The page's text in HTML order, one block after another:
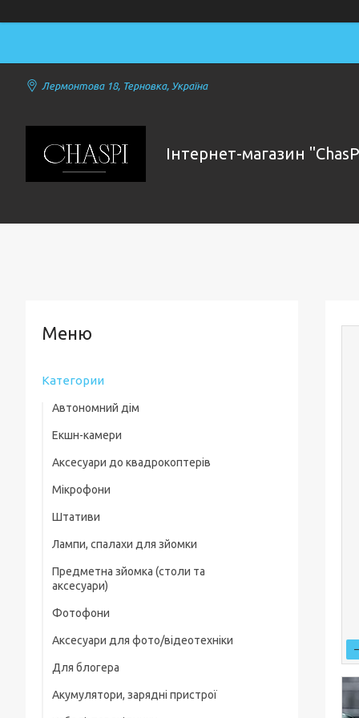
Лермонтова 18, Терновка, Україна
Інтернет-магазин
Категории
Автономний дім
Екшн-камери
Аксесуари до квадрокоптерів
Комплектуючі для квадрокоптерів
Кейси для квадрокоптерів
Фільтри, лінзи
Пропелери та захист
Зарядні пристрої
Скидання вантажу
Мікрофони
Штативи
Лампи, спалахи для зйомки
Предметна зйомка (столи та
аксесуари)
Предметні столи
Лайткуби (фотобокси)
Аксесуари для предметного знімання
Генератор дыма
Фотофони
Аксесуари для фото/відеотехніки
Фільтри, лінзи
Захисні чохли, плівки
Для блогера
Рамки, тримачі, ріги
Акумулятори, зарядні пристрої